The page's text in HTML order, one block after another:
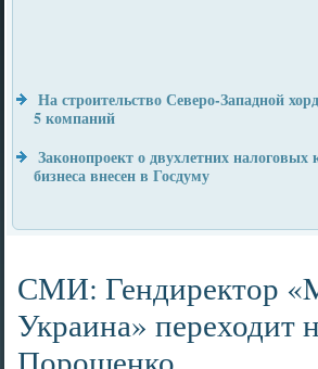
На строительство Северо-Западной
5 компаний
Законопроект о двухлетних налоговых
бизнеса внесен в Госдуму
СМИ: Гендиректор
Украина» переходит